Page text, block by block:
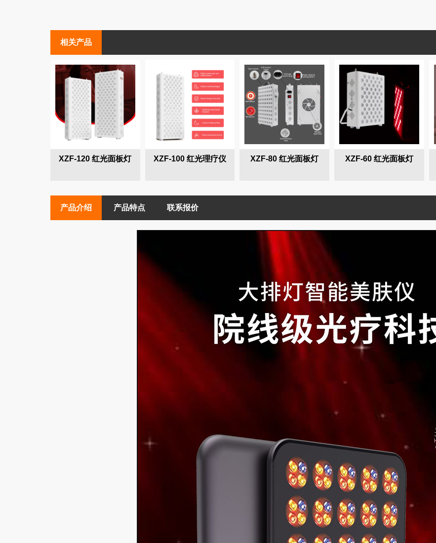
相关产品
XZF-120 红光面板灯 XZF-100 红光理疗仪 XZF-80 红光面板灯 XZF-60 红光面板灯
产品介绍 产品特点 联系报价